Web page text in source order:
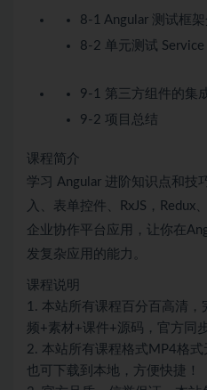
8-1 Angular 测试框架
8-2 单元测试
9-1 第三方组件的集
9-2 项目总结
课程简介
学习 Angular 进阶知识点和技
入、表单控件、RxJS，Redux
企业协作平台应用，让你在
发复杂应用的能力。
课程说明
1. 本站所有课程百分百高清
频+素材+课件+源码，官方同
2. 本站所有课程格式MP4格式
也可下载到本地，方便快捷！